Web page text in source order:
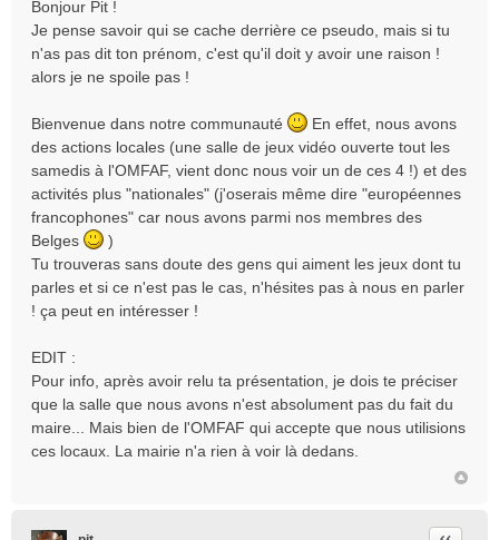
s
s
a
g
Bonjour Pit !
Je pense savoir qui se cache derrière ce pseudo, mais si tu
n'as pas dit ton prénom, c'est qu'il doit y avoir une raison !
alors je ne spoile pas !
Bienvenue dans notre communauté
En effet, nous avons
des actions locales (une salle de jeux vidéo ouverte tout les
samedis à l'OMFAF, vient donc nous voir un de ces 4 !) et des
activités plus "nationales" (j'oserais même dire "européennes
francophones" car nous avons parmi nos membres des
Belges
)
Tu trouveras sans doute des gens qui aiment les jeux dont tu
parles et si ce n'est pas le cas, n'hésites pas à nous en parler
! ça peut en intéresser !
EDIT :
Pour info, après avoir relu ta présentation, je dois te préciser
que la salle que nous avons n'est absolument pas du fait du
maire... Mais bien de l'OMFAF qui accepte que nous utilisions
ces locaux. La mairie n'a rien à voir là dedans.